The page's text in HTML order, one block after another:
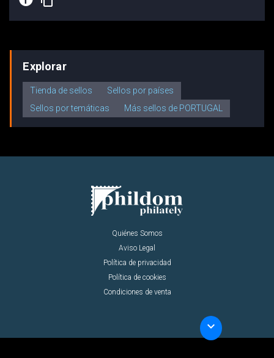
Explorar
Tienda de sellos
Sellos por países
Sellos por temáticas
Más sellos de PORTUGAL
Quiénes Somos
Aviso Legal
Política de privacidad
Política de cookies
Condiciones de venta
keyboard_arrow_down